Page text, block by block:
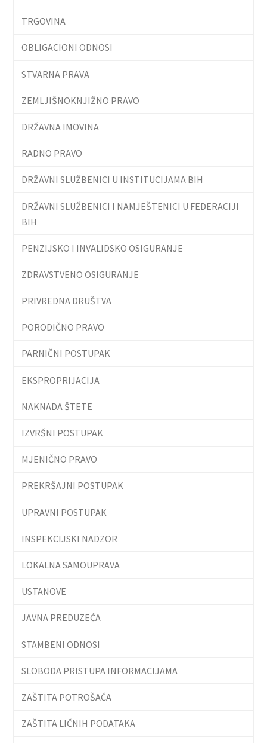
TRGOVINA
OBLIGACIONI ODNOSI
STVARNA PRAVA
ZEMLJIŠNOKNJIŽNO PRAVO
DRŽAVNA IMOVINA
RADNO PRAVO
DRŽAVNI SLUŽBENICI U INSTITUCIJAMA BIH
DRŽAVNI SLUŽBENICI I NAMJEŠTENICI U FEDERACIJI
BIH
PENZIJSKO I INVALIDSKO OSIGURANJE
ZDRAVSTVENO OSIGURANJE
PRIVREDNA DRUŠTVA
PORODIČNO PRAVO
PARNIČNI POSTUPAK
EKSPROPRIJACIJA
NAKNADA ŠTETE
IZVRŠNI POSTUPAK
MJENIČNO PRAVO
PREKRŠAJNI POSTUPAK
UPRAVNI POSTUPAK
INSPEKCIJSKI NADZOR
LOKALNA SAMOUPRAVA
USTANOVE
JAVNA PREDUZEĆA
STAMBENI ODNOSI
SLOBODA PRISTUPA INFORMACIJAMA
ZAŠTITA POTROŠAČA
ZAŠTITA LIČNIH PODATAKA